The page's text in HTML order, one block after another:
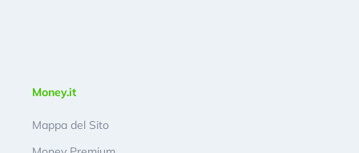
Money.it
Mappa del Sito